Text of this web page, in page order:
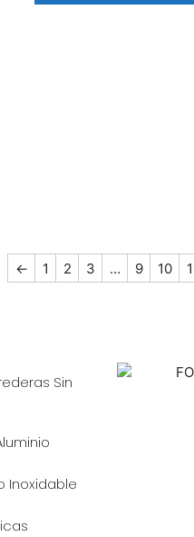
← 1 2 3 … 9 10
Sin
Inoxidable